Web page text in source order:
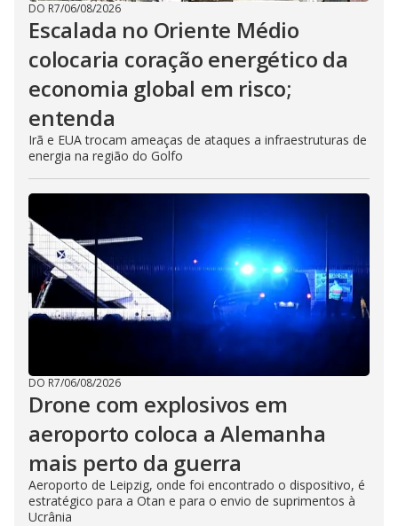
DO R7/06/08/2026
Escalada no Oriente Médio
colocaria coração energético da
economia global em risco;
entenda
Irã e EUA trocam ameaças de ataques a infraestruturas de
energia na região do Golfo
DO R7/06/08/2026
Drone com explosivos em
aeroporto coloca a Alemanha
mais perto da guerra
Aeroporto de Leipzig, onde foi encontrado o dispositivo, é
estratégico para a Otan e para o envio de suprimentos à
Ucrânia